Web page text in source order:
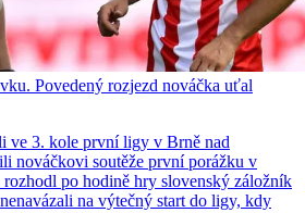
Povedený rozjezd nováčka uťal
ve 3. kole první ligy v Brně nad
nováčkovi soutěže první porážku v
po hodině hry slovenský záložník
na výtečný start do ligy, kdy